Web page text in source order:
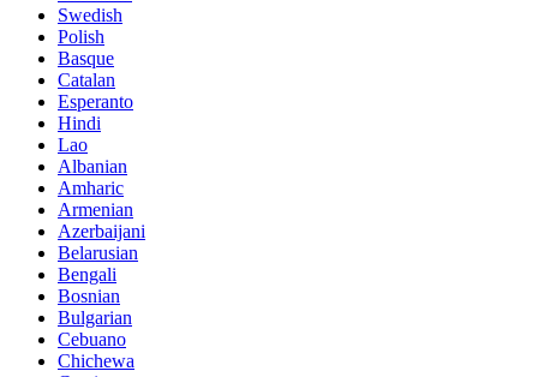
Swedish
Polish
Basque
Catalan
Esperanto
Hindi
Lao
Albanian
Amharic
Armenian
Azerbaijani
Belarusian
Bengali
Bosnian
Bulgarian
Cebuano
Chichewa